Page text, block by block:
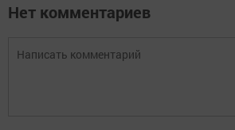
Нет комментариев